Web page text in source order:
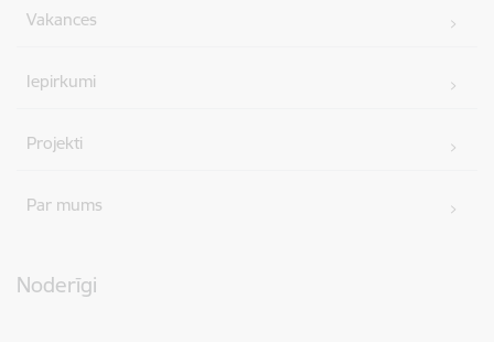
Vakances
Iepirkumi
Projekti
Par mums
Noderīgi